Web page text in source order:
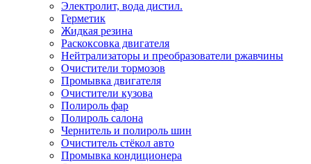
Электролит, вода дистил.
Герметик
Жидкая резина
Раскоксовка двигателя
Нейтрализаторы и преобразователи ржавчины
Очистители тормозов
Промывка двигателя
Очистители кузова
Полироль фар
Полироль салона
Чернитель и полироль шин
Очиститель стёкол авто
Промывка кондиционера